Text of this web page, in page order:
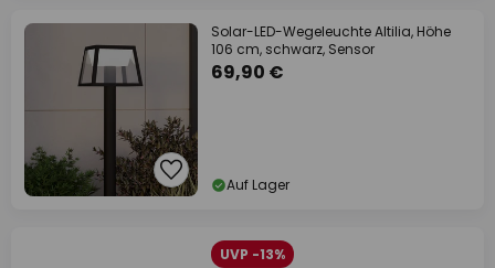
Solar-LED-Wegeleuchte Altilia, Höhe
106 cm, schwarz, Sensor
69,90 €
Auf Lager
UVP -13%